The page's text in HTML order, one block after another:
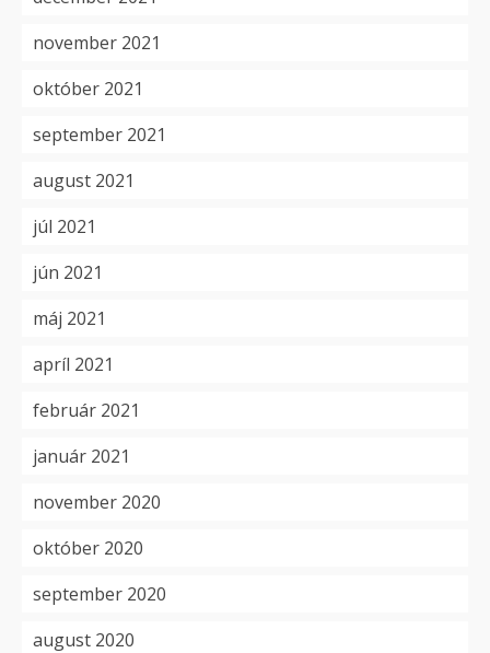
november 2021
október 2021
september 2021
august 2021
júl 2021
jún 2021
máj 2021
apríl 2021
február 2021
január 2021
november 2020
október 2020
september 2020
august 2020